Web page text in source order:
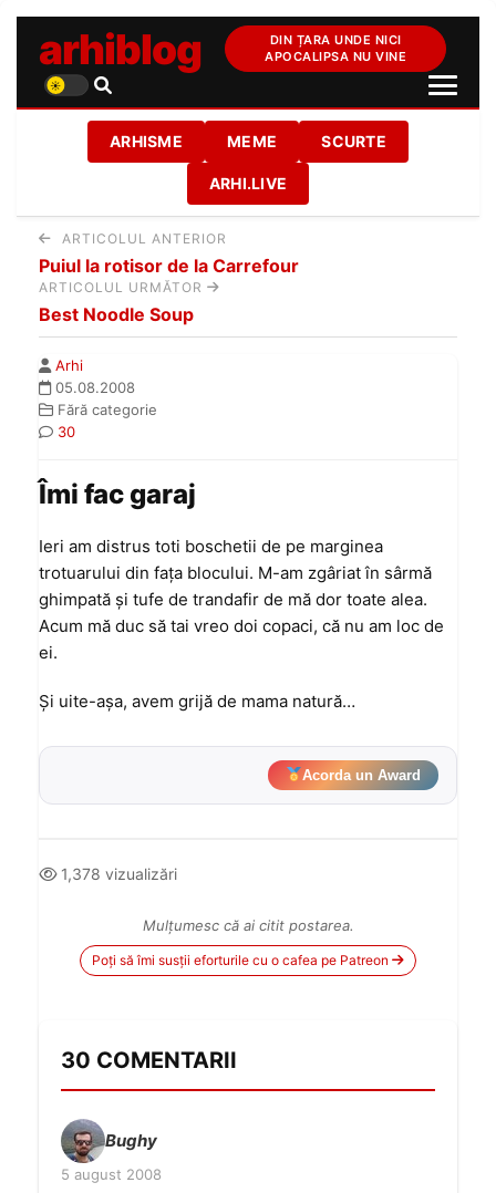
arhiblog
DIN ȚARA UNDE NICI
APOCALIPSA NU VINE
ARHISME MEME SCURTE
ARHI.LIVE
ARTICOLUL ANTERIOR
Puiul la rotisor de la Carrefour
ARTICOLUL URMĂTOR
Best Noodle Soup
Arhi
05.08.2008
Fără categorie
30
Îmi fac garaj
Ieri am distrus toti boschetii de pe marginea
trotuarului din faţa blocului. M-am zgâriat în sârmă
ghimpată şi tufe de trandafir de mă dor toate alea.
Acum mă duc să tai vreo doi copaci, că nu am loc de
ei.
Şi uite-aşa, avem grijă de mama natură…
Acorda un Award
1,378 vizualizări
Mulțumesc că ai citit postarea.
Poți să îmi susții eforturile cu o cafea pe Patreon
30 COMENTARII
Bughy
5 august 2008